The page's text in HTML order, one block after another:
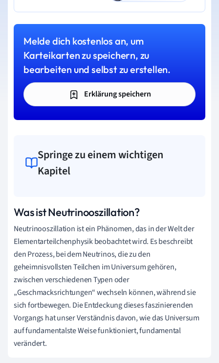
Melde dich kostenlos an, um
Karteikarten zu speichern, zu
bearbeiten und selbst zu erstellen.
Erklärung speichern
Springe zu einem wichtigen
Kapitel
Was ist Neutrinooszillation?
Neutrinooszillation ist ein Phänomen, das in der Welt der
Elementarteilchenphysik beobachtet wird. Es beschreibt
den Prozess, bei dem Neutrinos, die zu den
geheimnisvollsten Teilchen im Universum gehören,
zwischen verschiedenen Typen oder
„Geschmacksrichtungen“ wechseln können, während sie
sich fortbewegen. Die Entdeckung dieses faszinierenden
Vorgangs hat unser Verständnis davon, wie das Universum
auf fundamentalste Weise funktioniert, fundamental
verändert.